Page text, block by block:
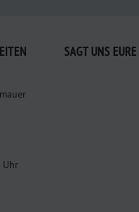
Uhr
SAGT UNS